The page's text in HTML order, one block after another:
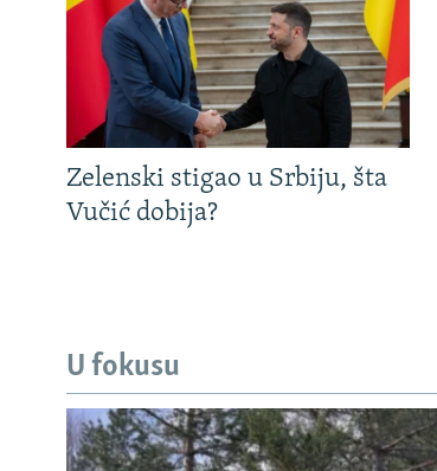
Zelenski stigao u Srbiju, šta
Vučić dobija?
U fokusu